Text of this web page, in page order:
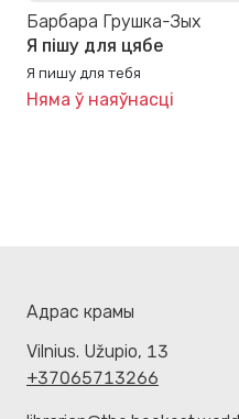
Барбара Грушка-Зых
Я пішу для цябе
Я пишу для тебя
Няма ў наяўнасці
Адрас крамы
Vilnius. Užupio, 13
+37065713266